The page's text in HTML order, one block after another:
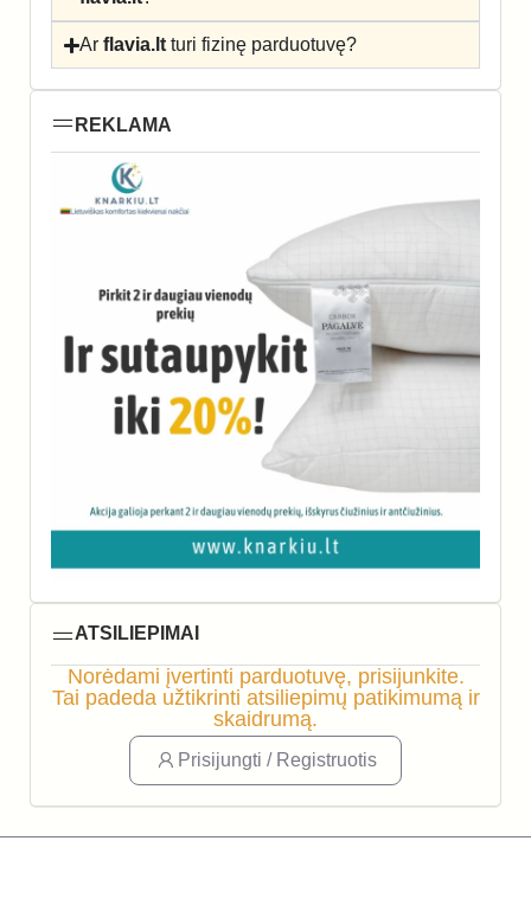
Arflavia.lt turi fizinę parduotuvę?
REKLAMA
ATSILIEPIMAI
Norėdami įvertinti parduotuvę, prisijunkite.
Tai padeda užtikrinti atsiliepimų patikimumą ir
skaidrumą.
Prisijungti / Registruotis